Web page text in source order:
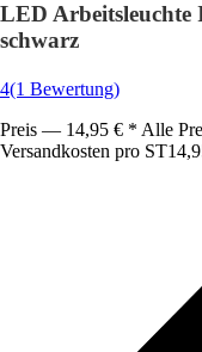
LED Arbeitsleuchte
schwarz
4(1 Bewertung)
Preis — 14,95 € * Alle
Versandkosten pro ST